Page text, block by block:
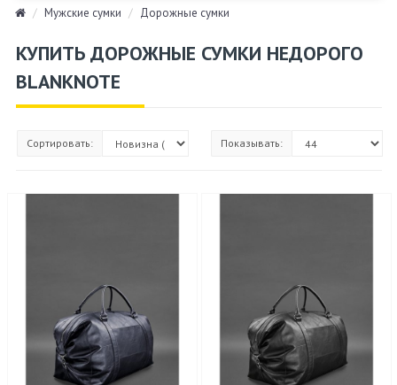
Мужские сумки Дорожные сумки
КУПИТЬ ДОРОЖНЫЕ СУМКИ НЕДОРОГО
BLANKNOTE
Сортировать: Показывать: